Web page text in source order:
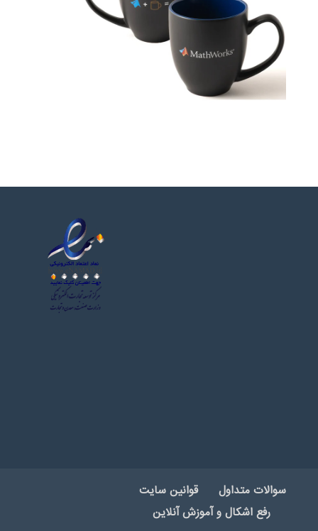
سوالات متداول
قوانین سایت
رفع اشکال و آموزش آنلاین